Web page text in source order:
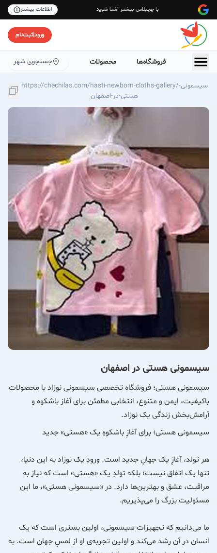
با چچیلاس بیشتر آشنا شوید اطلاعات بیشتر
ورود|ثبت‌نام
فروشگاه‌ها محصولات جستجوی شهر
https://chechilas.com/hasti-newborn-cloths-gallery/سیسمونی-
هستی-در-اصفهان
سیسمونی هستی در اصفهان
سیسمونی هستی؛ فروشگاه تخصصی سیسمونی نوزاد با محصولات
باکیفیت، ایمن و متنوع، انتخابی مطمئن برای آغاز باشکوه و
آرامش‌بخش زندگی یک نوزاد.
سیسمونی هستی؛ برای آغازِ باشکوهِ یک «هستی» جدید
هر تولد، آغازِ یک جهانِ جدید است. ورودِ یک نوزاد به این دنیا،
تنها یک اتفاق نیست؛ بلکه تولدِ یک «هستی» است که نیاز به
مراقبت، عشق و بهترین‌ها دارد. در «سیسمونی هستی»، ما این
مسئولیت بزرگ را می‌پذیریم.
ما می‌دانیم که تجهیزات سیسمونی، اولین بستری است که یک
انسان در آن رشد می‌کند و اولین تجربه‌ی او از لمسِ جهان است. به